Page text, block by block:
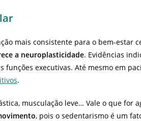
mais consistente para o bem-estar
a neuroplasticidade. Evidências
funções executivas. Até mesmo em
.
musculação leve… Vale o que for
, pois o sedentarismo é um